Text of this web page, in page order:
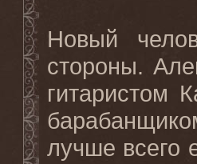
Новый
стороны.
гитаристом
лучше всего